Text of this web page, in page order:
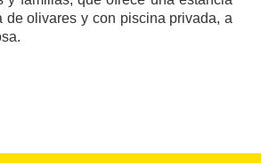
de olivares y con piscina privada, a